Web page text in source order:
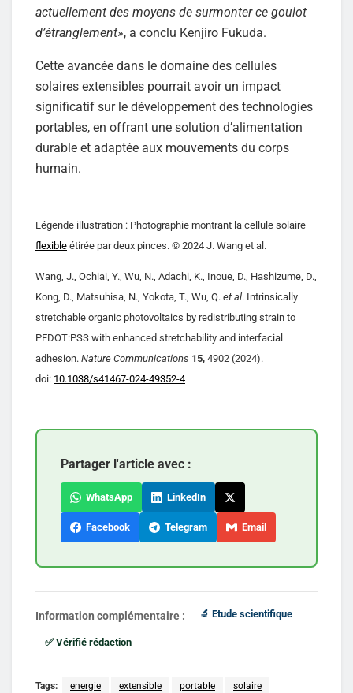
actuellement des moyens de surmonter ce goulot
d’étranglement», a conclu Kenjiro Fukuda.
Cette avancée dans le domaine des cellules
solaires extensibles pourrait avoir un impact
significatif sur le développement des technologies
portables, en offrant une solution d’alimentation
durable et adaptée aux mouvements du corps
humain.
Légende illustration : Photographie montrant la cellule solaire
flexible étirée par deux pinces. © 2024 J. Wang et al.
Wang, J., Ochiai, Y., Wu, N., Adachi, K., Inoue, D., Hashizume, D.,
Kong, D., Matsuhisa, N., Yokota, T., Wu, Q. et al. Intrinsically
stretchable organic photovoltaics by redistributing strain to
PEDOT:PSS with enhanced stretchability and interfacial
adhesion. Nature Communications 15, 4902 (2024).
doi: 10.1038/s41467-024-49352-4
Partager l'article avec :
WhatsApp LinkedIn
Facebook Telegram Email
Information complémentaire : 🔬 Etude scientifique
✅ Vérifié rédaction
Tags: energie extensible portable solaire